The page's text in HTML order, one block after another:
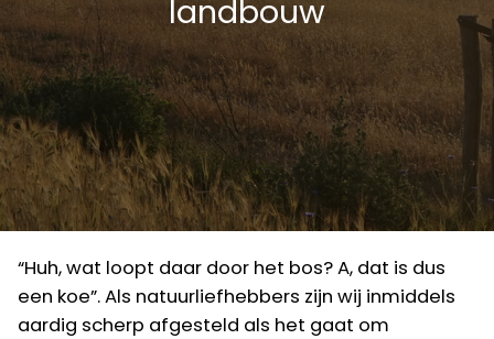
landbouw
“Huh, wat loopt daar door het bos? A, dat is dus
een koe”. Als natuurliefhebbers zijn wij inmiddels
aardig scherp afgesteld als het gaat om